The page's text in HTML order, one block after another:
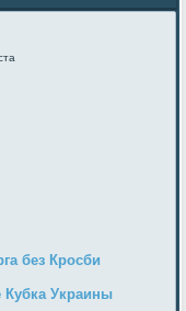
без Кросби
Кубка Украины